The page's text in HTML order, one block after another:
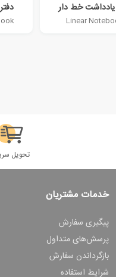
یادداشت خط دار
Linear
تحویل
خدمات مشتریان
پیگیری سفارش
پرسش‌های متداول
بازگرداندن سفارش
شرایط استفاده